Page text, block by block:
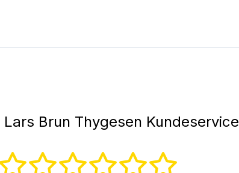
Lars Brun Thygesen Kundeservice